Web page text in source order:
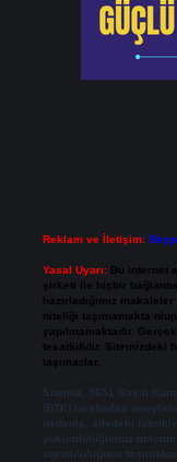
Reklam ve İletişim:
Yasal Uyarı: Bu internet
şirketi ile hiçbir
hazırladığımız
niteliği taşımamakta
yapılmamaktadır.
tesadüfidir. Sitemizdeki
taşımazlar.
Sitemiz, 5651 Sayılı
(BTK) tarafından
nedenle, sitedeki
yükümlülüğümüz
sorumluluğunu